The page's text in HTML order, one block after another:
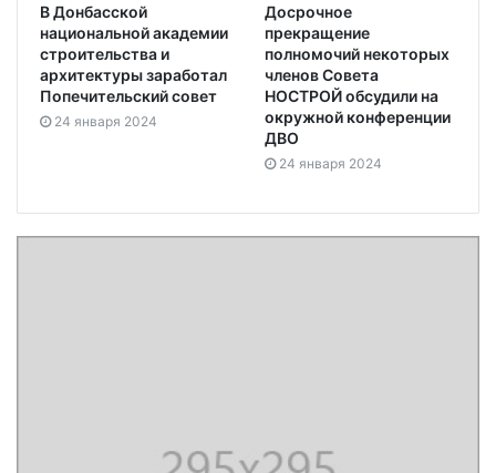
В Донбасской
национальной академии
строительства и
архитектуры заработал
Попечительский совет
24 января 2024
Досрочное
прекращение
полномочий некоторых
членов Совета
НОСТРОЙ обсудили на
окружной конференции
ДВО
24 января 2024